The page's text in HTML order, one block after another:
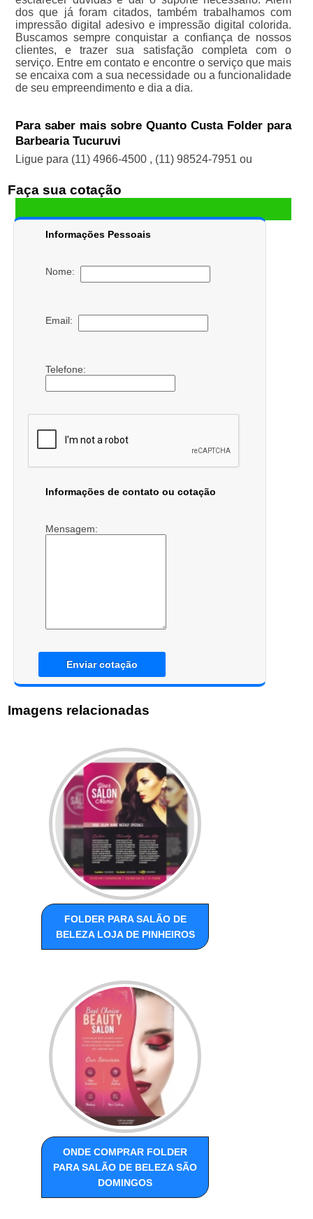
dos que já foram citados, também trabalhamos com
impressão digital adesivo e impressão digital colorida.
Buscamos sempre conquistar a confiança de nossos
clientes, e trazer sua satisfação completa com o
serviço. Entre em contato e encontre o serviço que mais
se encaixa com a sua necessidade ou a funcionalidade
de seu empreendimento e dia a dia.
Para saber mais sobre Quanto Custa Folder para
Barbearia Tucuruvi
Ligue para (11) 4966-4500 , (11) 98524-7951 ou
Faça sua cotação
Informações Pessoais
Nome:
Email:
Telefone:
Informações de contato ou cotação
Mensagem:
Enviar cotação
Imagens relacionadas
FOLDER PARA SALÃO DE
BELEZA LOJA DE PINHEIROS
ONDE COMPRAR FOLDER
PARA SALÃO DE BELEZA SÃO
DOMINGOS